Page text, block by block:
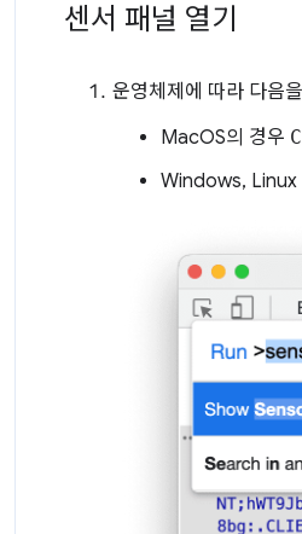
센서 패널 열기
운영체제에 따라 다음
MacOS의 경우
Windows, Linux